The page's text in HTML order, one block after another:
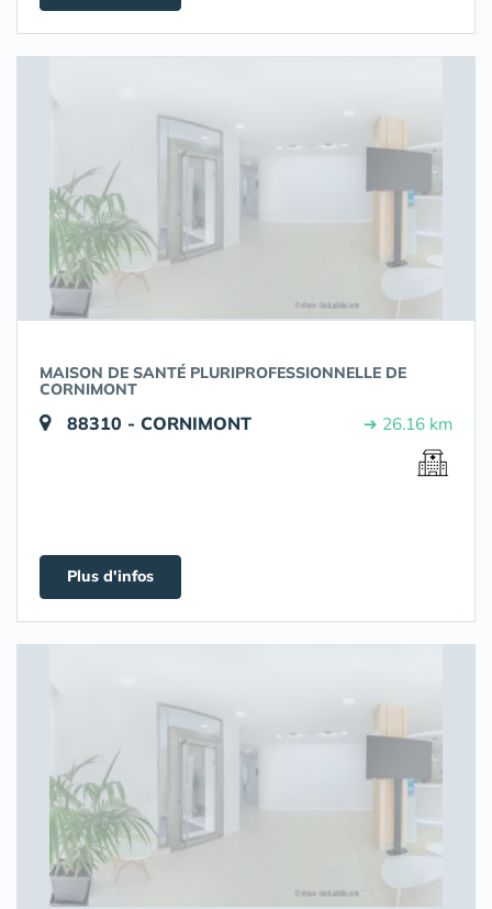
MAISON DE SANTÉ PLURIPROFESSIONNELLE DE
CORNIMONT
88310 - CORNIMONT ➔ 26.16 km
Plus d'infos